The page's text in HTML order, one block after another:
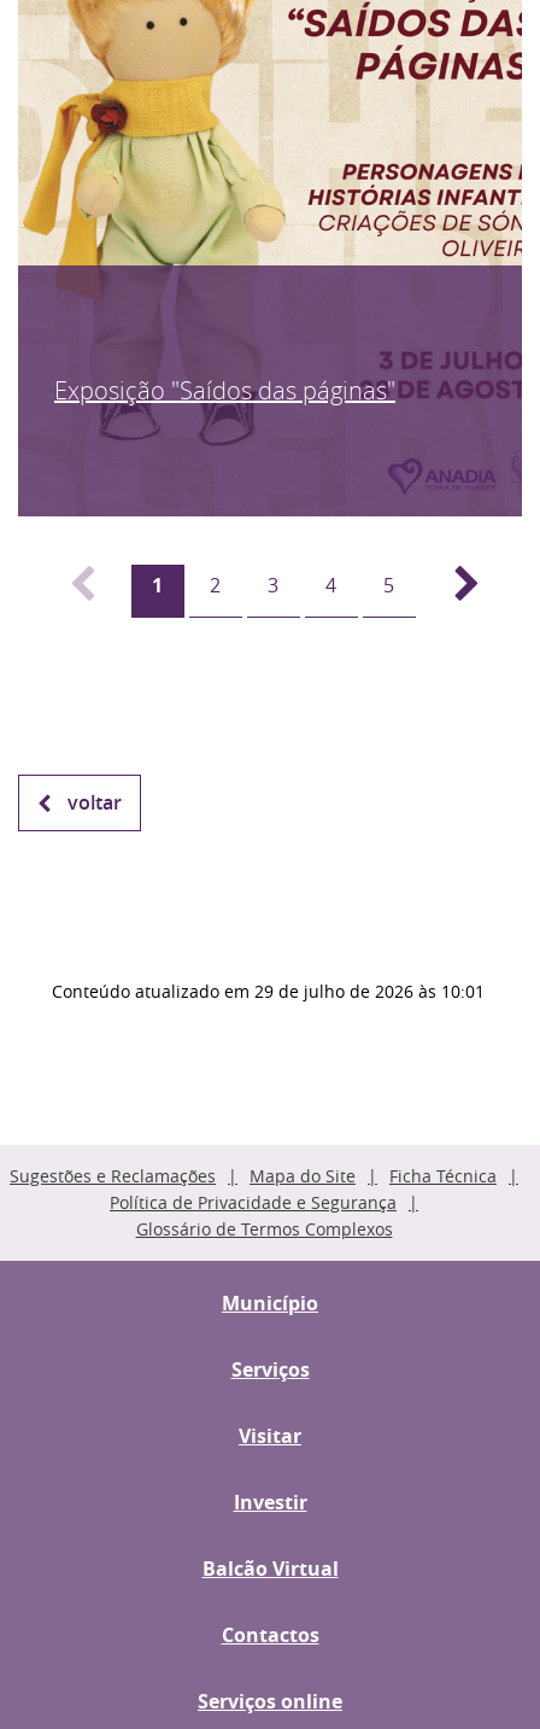
Exposição "Saídos das páginas"
1 2 3 4 5
voltar
Conteúdo atualizado em 29 de julho de 2026 às 10:01
Sugestões e Reclamações Mapa do Site
Ficha Técnica
Política de Privacidade e Segurança
Glossário de Termos Complexos
Município
Serviços
Visitar
Investir
Balcão Virtual
Contactos
Serviços online